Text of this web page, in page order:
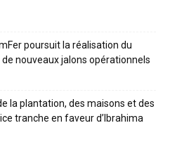
poursuit la réalisation du
nouveaux jalons opérationnels
la plantation, des maisons et des
tranche en faveur d’Ibrahima